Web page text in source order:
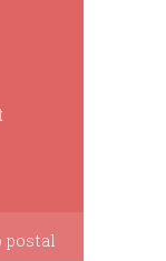
postal